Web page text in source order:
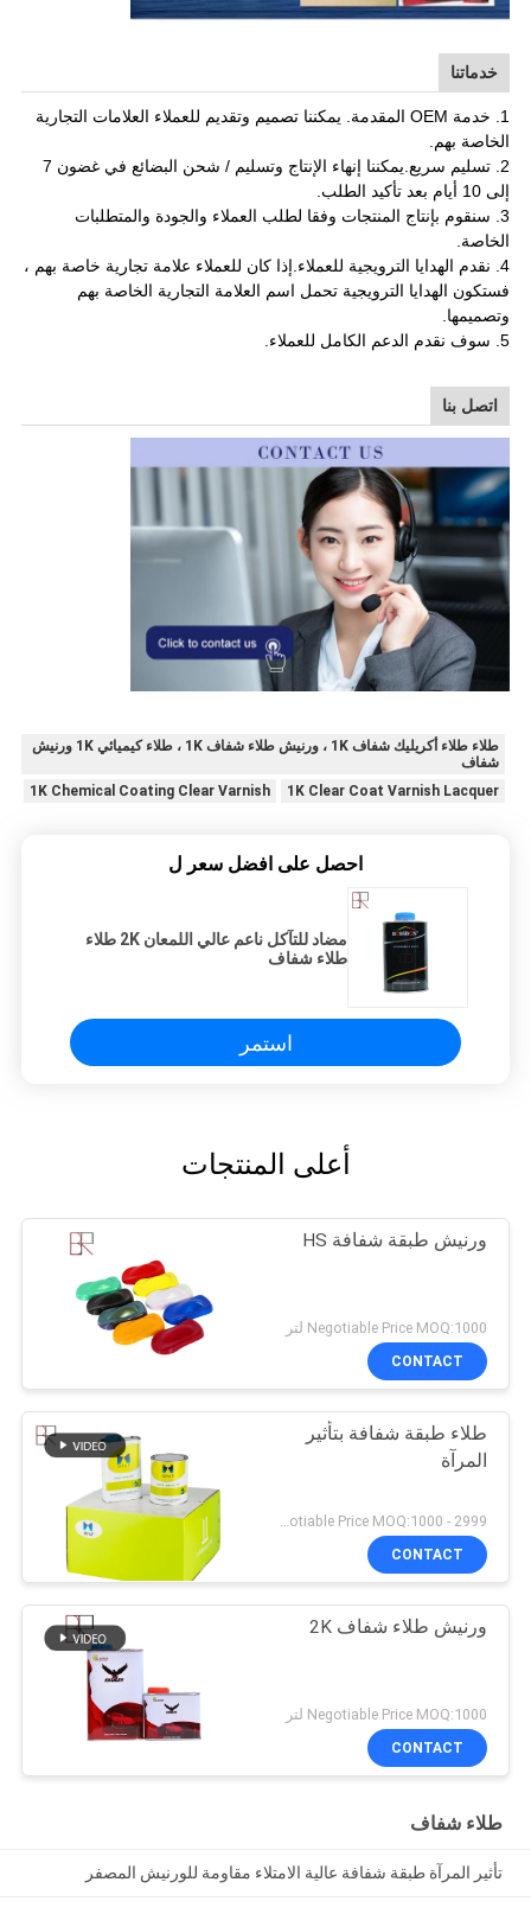
خدماتنا
1. خدمة OEM المقدمة. يمكننا تصميم وتقديم للعملاء العلامات التجارية
الخاصة بهم.
2. تسليم سريع.يمكننا إنهاء الإنتاج وتسليم / شحن البضائع في غضون 7
إلى 10 أيام بعد تأكيد الطلب.
3. سنقوم بإنتاج المنتجات وفقا لطلب العملاء والجودة والمتطلبات
الخاصة.
4. نقدم الهدايا الترويجية للعملاء.إذا كان للعملاء علامة تجارية خاصة بهم ،
فستكون الهدايا الترويجية تحمل اسم العلامة التجارية الخاصة بهم
وتصميمها.
5. سوف نقدم الدعم الكامل للعملاء
.
اتصل بنا
طلاء طلاء أكريليك شفاف 1K ، ورنيش طلاء شفاف 1K ، طلاء كيميائي 1K ورنيش
شفاف
1K Clear Coat Varnish Lacquer
1K Chemical Coating Clear Varnish
احصل على افضل سعر ل
مضاد للتآكل ناعم عالي اللمعان 2K طلاء
طلاء شفاف
استمر
أعلى المنتجات
ورنيش طبقة شفافة HS
Negotiable Price MOQ:1000 لتر
CONTACT
طلاء طبقة شفافة بتأثير
المرآة
CONTACT
ورنيش طلاء شفاف 2K
Negotiable Price MOQ:1000 لتر
CONTACT
طلاء شفاف
تأثير المرآة طبقة شفافة عالية الامتلاء مقاومة للورنيش المصفر